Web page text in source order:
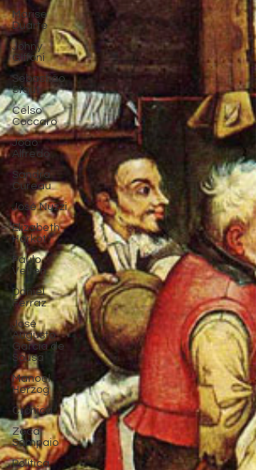
Marise
Duarte
Johny
GIffoni
Sebastião
Staut
Celso
Coccaro
João
Alfredo
Sandra
Cureau
José Nuzzi
Elizabeth
Harkot
Paulo
Velten
Daniel
Ferraz
José
Augusto
Garcia de
Sousa
Manoel
Herzog
Crônica
Zeca
Sampaio
Política